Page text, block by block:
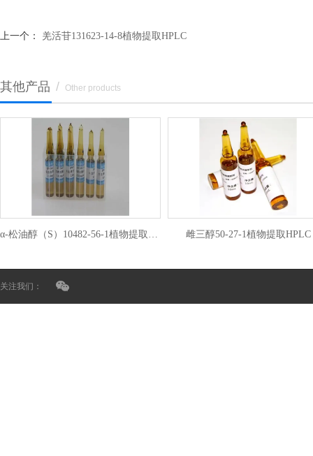
上一个： 羌活苷131623-14-8植物提取HPLC
其他产品 / Other products
α-松油醇（S）10482-56-1植物提取HPLC 雌三醇50-27-1植物提取HPLC
关注我们：